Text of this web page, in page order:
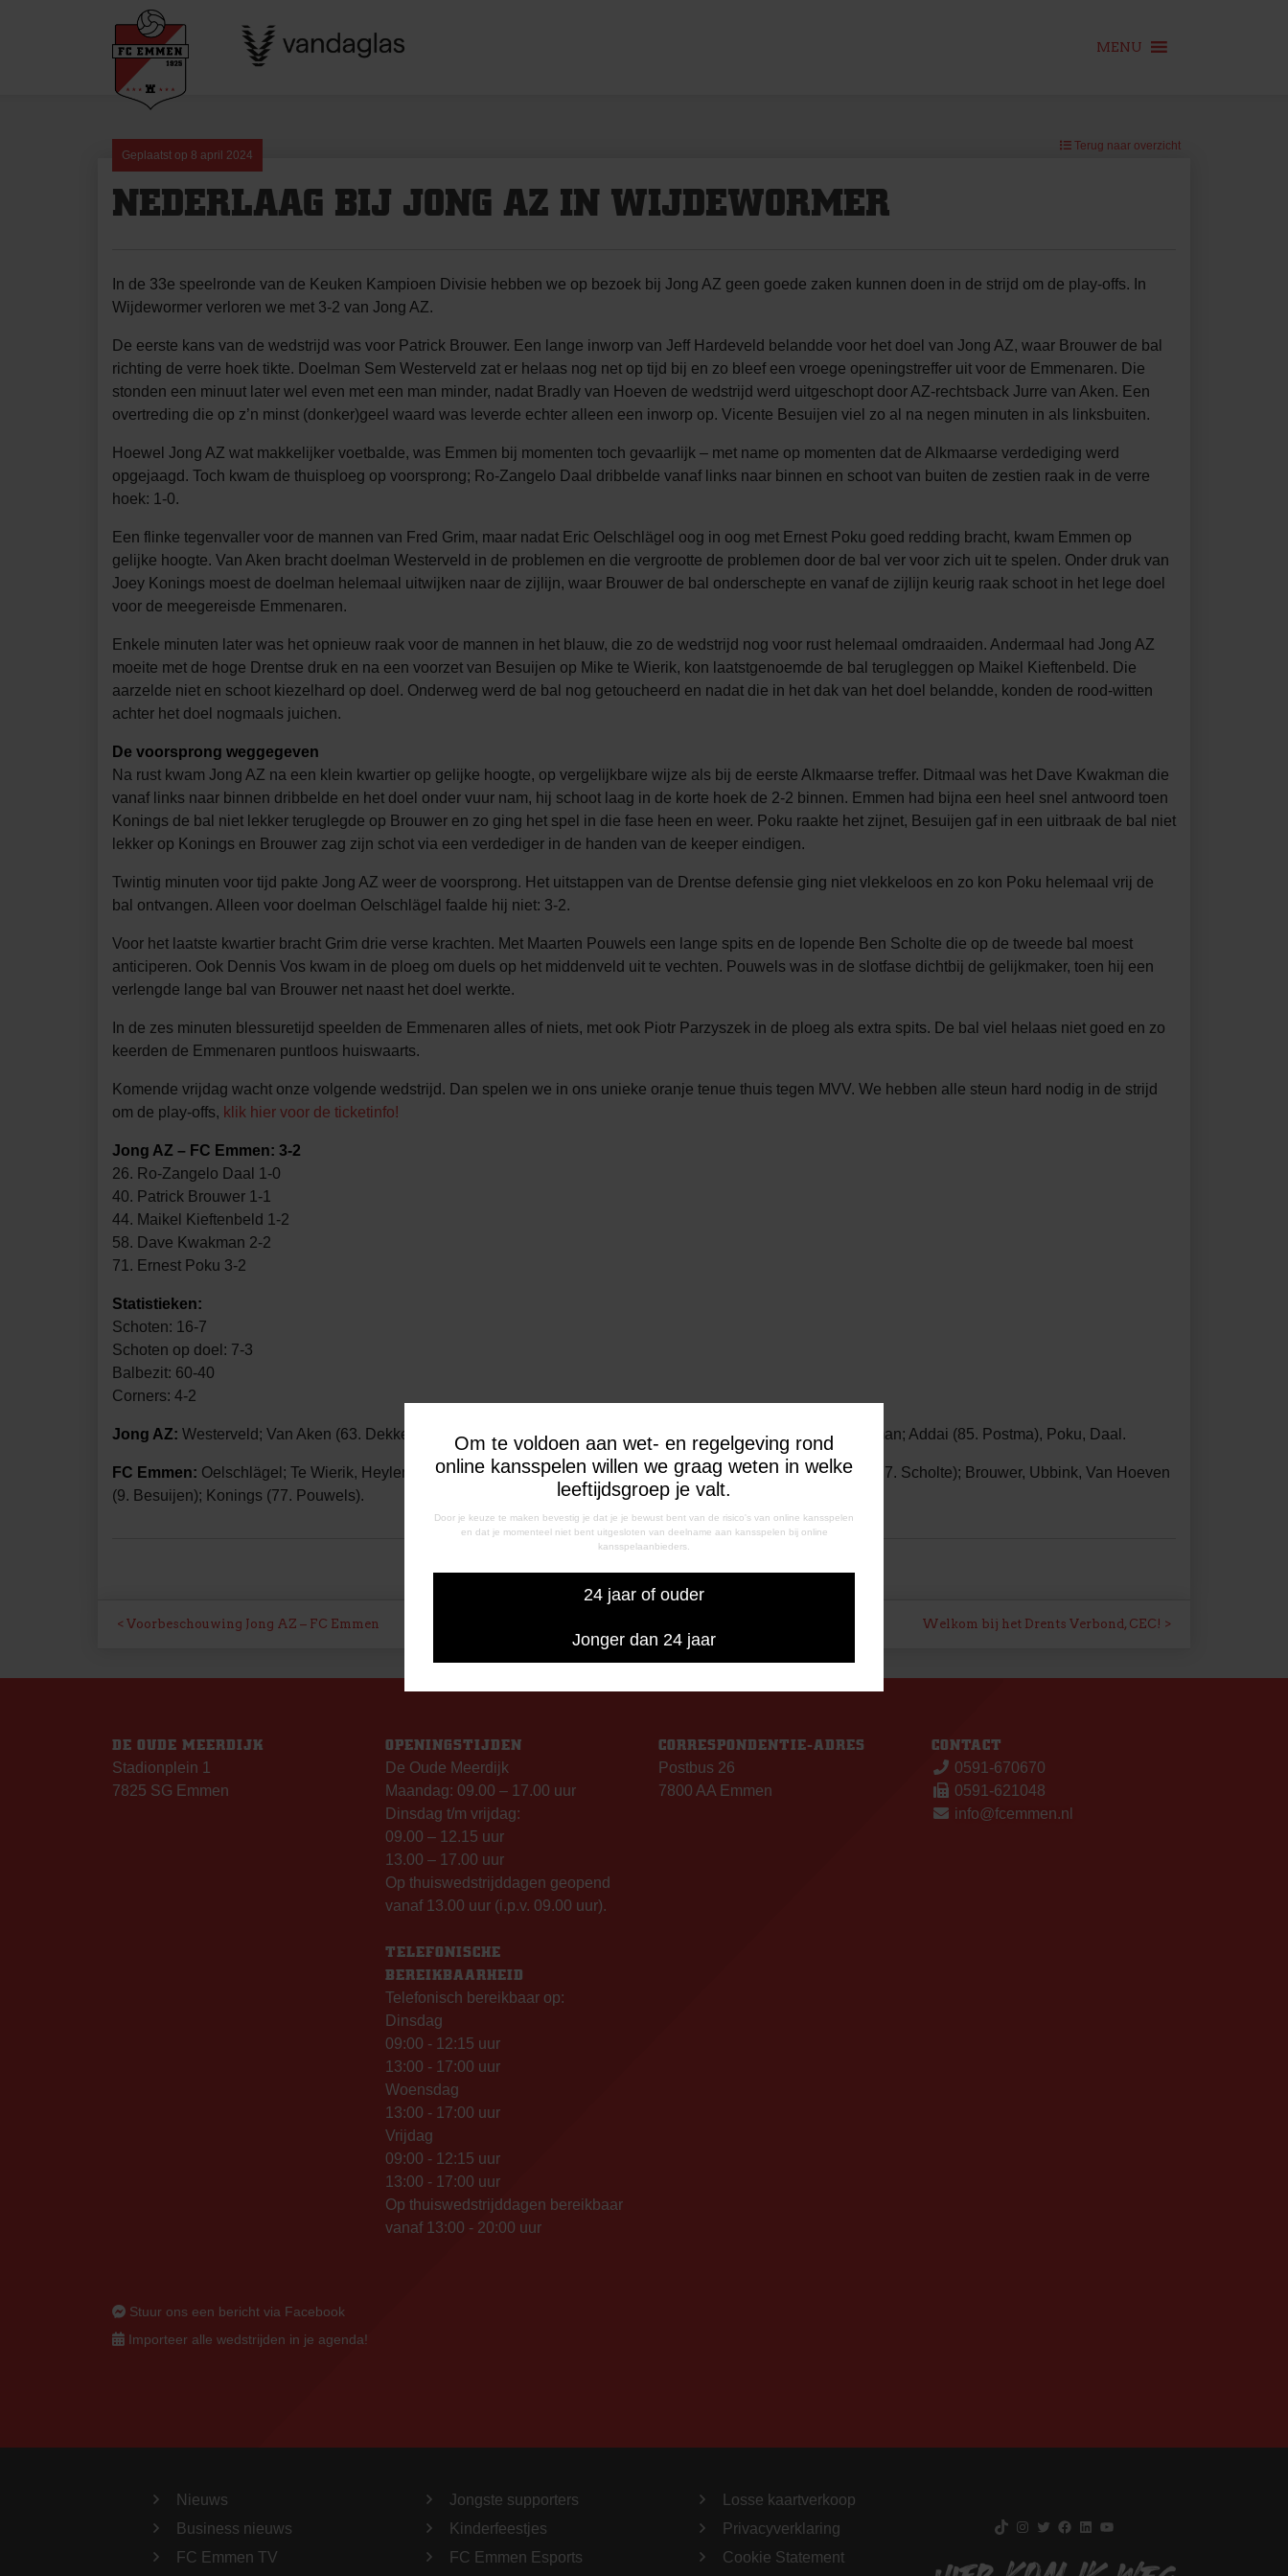
Om te voldoen aan wet- en regelgeving rond
online kansspelen willen we graag weten in welke
leeftijdsgroep je valt.
Door je keuze te maken bevestig je dat je je bewust bent van de risico's van online kansspelen
en dat je momenteel niet bent uitgesloten van deelname aan kansspelen bij online
kansspelaanbieders.
24 jaar of ouder
Jonger dan 24 jaar
MENU
Geplaatst op 8 april 2024
Terug naar overzicht
NEDERLAAG BIJ JONG AZ IN WIJDEWORMER
In de 33e speelronde van de Keuken Kampioen Divisie hebben we op bezoek bij Jong AZ geen goede zaken kunnen doen in de strijd om de play-offs. In
Wijdewormer verloren we met 3-2 van Jong AZ.
De eerste kans van de wedstrijd was voor Patrick Brouwer. Een lange inworp van Jeff Hardeveld belandde voor het doel van Jong AZ, waar Brouwer de bal
richting de verre hoek tikte. Doelman Sem Westerveld zat er helaas nog net op tijd bij en zo bleef een vroege openingstreffer uit voor de Emmenaren. Die
stonden een minuut later wel even met een man minder, nadat Bradly van Hoeven de wedstrijd werd uitgeschopt door AZ-rechtsback Jurre van Aken. Een
overtreding die op z’n minst (donker)geel waard was leverde echter alleen een inworp op. Vicente Besuijen viel zo al na negen minuten in als linksbuiten.
Hoewel Jong AZ wat makkelijker voetbalde, was Emmen bij momenten toch gevaarlijk – met name op momenten dat de Alkmaarse verdediging werd
opgejaagd. Toch kwam de thuisploeg op voorsprong; Ro-Zangelo Daal dribbelde vanaf links naar binnen en schoot van buiten de zestien raak in de verre
hoek: 1-0.
Een flinke tegenvaller voor de mannen van Fred Grim, maar nadat Eric Oelschlägel oog in oog met Ernest Poku goed redding bracht, kwam Emmen op
gelijke hoogte. Van Aken bracht doelman Westerveld in de problemen en die vergrootte de problemen door de bal ver voor zich uit te spelen. Onder druk van
Joey Konings moest de doelman helemaal uitwijken naar de zijlijn, waar Brouwer de bal onderschepte en vanaf de zijlijn keurig raak schoot in het lege doel
voor de meegereisde Emmenaren.
Enkele minuten later was het opnieuw raak voor de mannen in het blauw, die zo de wedstrijd nog voor rust helemaal omdraaiden. Andermaal had Jong AZ
moeite met de hoge Drentse druk en na een voorzet van Besuijen op Mike te Wierik, kon laatstgenoemde de bal terugleggen op Maikel Kieftenbeld. Die
aarzelde niet en schoot kiezelhard op doel. Onderweg werd de bal nog getoucheerd en nadat die in het dak van het doel belandde, konden de rood-witten
achter het doel nogmaals juichen.
De voorsprong weggegeven
Na rust kwam Jong AZ na een klein kwartier op gelijke hoogte, op vergelijkbare wijze als bij de eerste Alkmaarse treffer. Ditmaal was het Dave Kwakman die
vanaf links naar binnen dribbelde en het doel onder vuur nam, hij schoot laag in de korte hoek de 2-2 binnen. Emmen had bijna een heel snel antwoord toen
Konings de bal niet lekker teruglegde op Brouwer en zo ging het spel in die fase heen en weer. Poku raakte het zijnet, Besuijen gaf in een uitbraak de bal niet
lekker op Konings en Brouwer zag zijn schot via een verdediger in de handen van de keeper eindigen.
Twintig minuten voor tijd pakte Jong AZ weer de voorsprong. Het uitstappen van de Drentse defensie ging niet vlekkeloos en zo kon Poku helemaal vrij de
bal ontvangen. Alleen voor doelman Oelschlägel faalde hij niet: 3-2.
Voor het laatste kwartier bracht Grim drie verse krachten. Met Maarten Pouwels een lange spits en de lopende Ben Scholte die op de tweede bal moest
anticiperen. Ook Dennis Vos kwam in de ploeg om duels op het middenveld uit te vechten. Pouwels was in de slotfase dichtbij de gelijkmaker, toen hij een
verlengde lange bal van Brouwer net naast het doel werkte.
In de zes minuten blessuretijd speelden de Emmenaren alles of niets, met ook Piotr Parzyszek in de ploeg als extra spits. De bal viel helaas niet goed en zo
keerden de Emmenaren puntloos huiswaarts.
Komende vrijdag wacht onze volgende wedstrijd. Dan spelen we in ons unieke oranje tenue thuis tegen MVV. We hebben alle steun hard nodig in de strijd
om de play-offs, klik hier voor de ticketinfo!
Jong AZ – FC Emmen: 3-2
26. Ro-Zangelo Daal 1-0
40. Patrick Brouwer 1-1
44. Maikel Kieftenbeld 1-2
58. Dave Kwakman 2-2
71. Ernest Poku 3-2
Statistieken:
Schoten: 16-7
Schoten op doel: 7-3
Balbezit: 60-40
Corners: 4-2
Jong AZ: Westerveld; Van Aken (63. Dekkers), Schouten, Dekker, Stam; Mastoras, Smit (90+3. Kerssens), Kwakman; Addai (85. Postma), Poku, Daal.
FC Emmen: Oelschlägel; Te Wierik, Heylen (89. Parzyszek), Dirksen, Hardeveld; Kieftenbeld (77. Vos), Smeets (77. Scholte); Brouwer, Ubbink, Van Hoeven
(9. Besuijen); Konings (77. Pouwels).
BERICHT
NAVIGATIE
Voorbeschouwing Jong AZ – FC Emmen Welkom bij het Drents Verbond, CEC!
DE OUDE MEERDIJK
Stadionplein 1
7825 SG Emmen
OPENINGSTIJDEN
De Oude Meerdijk
Maandag: 09.00 – 17.00 uur
Dinsdag t/m vrijdag:
09.00 – 12.15 uur
13.00 – 17.00 uur
Op thuiswedstrijddagen geopend
vanaf 13.00 uur (i.p.v. 09.00 uur).
TELEFONISCHE
BEREIKBAARHEID
Telefonisch bereikbaar op:
Dinsdag
09:00 - 12:15 uur
13:00 - 17:00 uur
Woensdag
13:00 - 17:00 uur
Vrijdag
09:00 - 12:15 uur
13:00 - 17:00 uur
Op thuiswedstrijddagen bereikbaar
vanaf 13:00 - 20:00 uur
CORRESPONDENTIE-ADRES
Postbus 26
7800 AA Emmen
CONTACT
0591-670670
0591-621048
info@fcemmen.nl
Stuur ons een bericht via Facebook
Importeer alle wedstrijden in je agenda!
Nieuws
Business nieuws
FC Emmen TV
Jongste supporters
Kinderfeestjes
FC Emmen Esports
Losse kaartverkoop
Privacyverklaring
Cookie Statement